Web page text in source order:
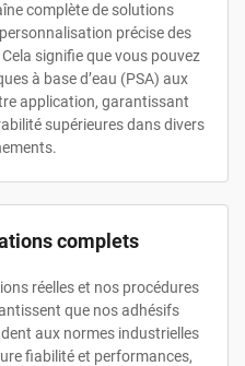
complète de solutions
précise des
signifie que vous pouvez
à base d’eau (PSA) aux
application, garantissant
supérieures dans divers
complets
réelles et nos procédures
que nos adhésifs
aux normes industrielles
fiabilité et performances,